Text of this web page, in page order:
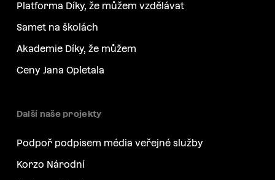
Platforma Díky, že můžem vzdělávat
Samet na školách
Akademie Díky, že můžem
Ceny Jana Opletala
Další naše projekty
Podpoř podpisem média veřejné služby
Korzo Národní